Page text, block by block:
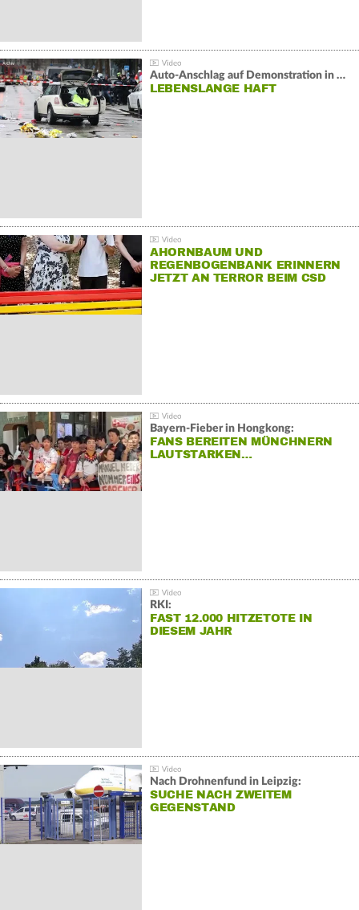
Auto-Anschlag auf Demonstration in München:
LEBENSLANGE HAFT
AHORNBAUM UND
REGENBOGENBANK ERINNERN
JETZT AN TERROR BEIM CSD
Bayern-Fieber in Hongkong:
FANS BEREITEN MÜNCHNERN
LAUTSTARKEN…
RKI:
FAST 12.000 HITZETOTE IN
DIESEM JAHR
Nach Drohnenfund in Leipzig:
SUCHE NACH ZWEITEM
GEGENSTAND